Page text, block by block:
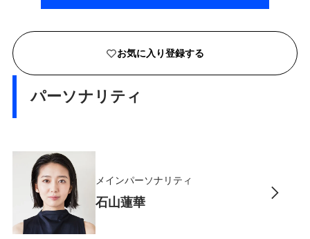
お気に入り登録する
パーソナリティ
メインパーソナリティ
石山蓮華